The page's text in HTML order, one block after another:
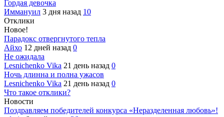
Гордая девочка
Иммануил 3 дня назад 10
Отклики
Новое!
Парадокс отвергнутого тепла
Айхо 12 дней назад 0
Не ожидала
Lesnichenko Vika 21 день назад 0
Ночь длинна и полна ужасов
Lesnichenko Vika 21 день назад 0
Что такое отклики?
Новости
Поздравляем победителей конкурса «Неразделенная любовь»!